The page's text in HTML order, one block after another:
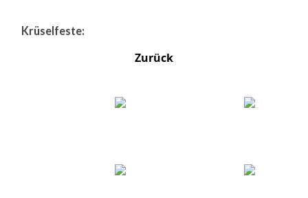
Krüselfeste:
Zurück